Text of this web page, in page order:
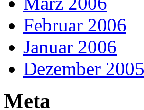
Februar 2006
Januar 2006
Dezember 2005
Meta